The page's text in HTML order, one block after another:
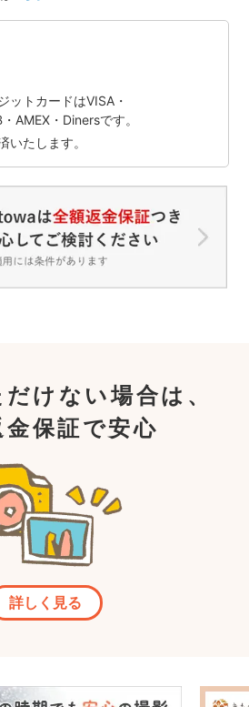
ットカードはVISA・
AMEX・Dinersです。
いたします。
けない場合は、
金保証で安心
詳しく見る